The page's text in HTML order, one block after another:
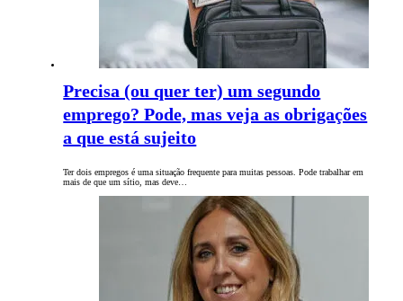
Precisa (ou quer ter) um segundo
emprego? Pode, mas veja as obrigações
a que está sujeito
Ter dois empregos é uma situação frequente para muitas pessoas. Pode trabalhar em
mais de que um sítio, mas deve…